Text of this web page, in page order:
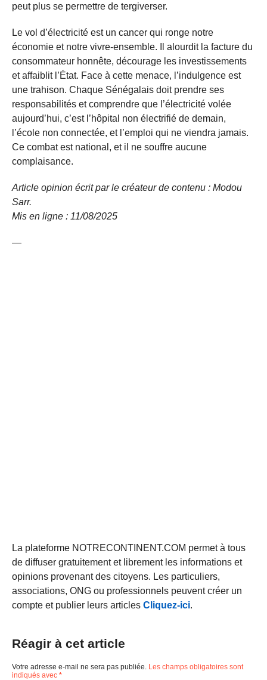
peut plus se permettre de tergiverser.
Le vol d’électricité est un cancer qui ronge notre
économie et notre vivre-ensemble. Il alourdit la facture du
consommateur honnête, décourage les investissements
et affaiblit l’État. Face à cette menace, l’indulgence est
une trahison. Chaque Sénégalais doit prendre ses
responsabilités et comprendre que l’électricité volée
aujourd’hui, c’est l’hôpital non électrifié de demain,
l’école non connectée, et l’emploi qui ne viendra jamais.
Ce combat est national, et il ne souffre aucune
complaisance.
Article opinion écrit par le créateur de contenu : Modou
Sarr.
Mis en ligne : 11/08/2025
—
La plateforme NOTRECONTINENT.COM permet à tous
de diffuser gratuitement et librement les informations et
opinions provenant des citoyens. Les particuliers,
associations, ONG ou professionnels peuvent créer un
compte et publier leurs articles Cliquez-ici.
Réagir à cet article
Votre adresse e-mail ne sera pas publiée. Les champs obligatoires sont
indiqués avec *